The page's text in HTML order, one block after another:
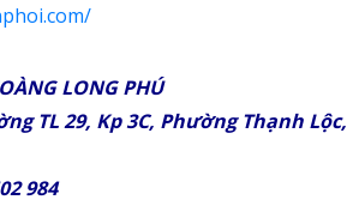
LONG PHÚ
TL 29, Kp 3C, Phường Thạnh Lộc,
984